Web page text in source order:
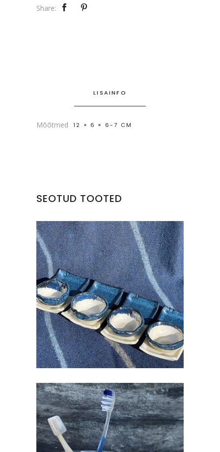
Share:
LISAINFO
Mõõtmed 12 × 6 × 6-7 CM
SEOTUD TOOTED
SUSHI ALUS KOOS SOJA
KAUSIKESEGA
€18.00
HAMBAHARJATOTSIK